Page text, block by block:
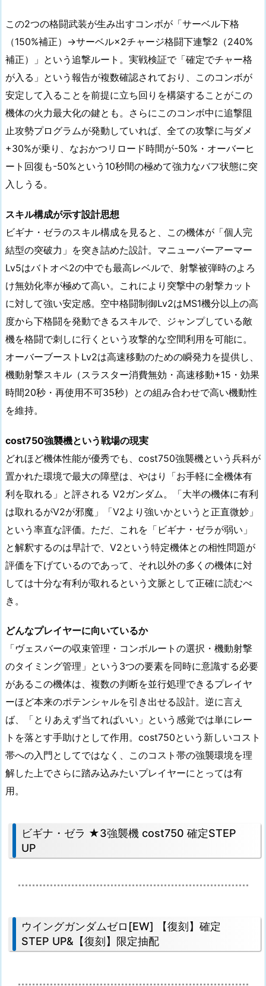
この2つの格闘武装が生み出すコンボが「サーベル下格
（150%補正）→サーベル×2チャージ格闘下連撃2（240%
補正）」という追撃ルート。実戦検証で「確定でチャー格
が入る」という報告が複数確認されており、このコンボが
安定して入ることを前提に立ち回りを構築することがこの
機体の火力最大化の鍵とも。さらにこのコンボ中に追撃阻
止攻勢プログラムが発動していれば、全ての攻撃に与ダメ
+30%が乗り、なおかつリロード時間が-50%・オーバーヒ
ート回復も-50%という10秒間の極めて強力なバフ状態に突
入しうる。
スキル構成が示す設計思想
ビギナ・ゼラのスキル構成を見ると、この機体が「個人完
結型の突破力」を突き詰めた設計。マニューバーアーマー
Lv5はバトオペ2の中でも最高レベルで、射撃被弾時のよろ
け無効化率が極めて高い。これにより突撃中の射撃カット
に対して強い安定感。空中格闘制御Lv2はMS1機分以上の高
度から下格闘を発動できるスキルで、ジャンプしている敵
機を格闘で刺しに行くという攻撃的な空間利用を可能に。
オーバーブーストLv2は高速移動のための瞬発力を提供し、
機動射撃スキル（スラスター消費無効・高速移動+15・効果
時間20秒・再使用不可35秒）との組み合わせで高い機動性
を維持。
cost750強襲機という戦場の現実
どれほど機体性能が優秀でも、cost750強襲機という兵科が
置かれた環境で最大の障壁は、やはり「お手軽に全機体有
利を取れる」と評される V2ガンダム。「大半の機体に有利
は取れるがV2が邪魔」「V2より強いかというと正直微妙」
という率直な評価。ただ、これを「ビギナ・ゼラが弱い」
と解釈するのは早計で、V2という特定機体との相性問題が
評価を下げているのであって、それ以外の多くの機体に対
しては十分な有利が取れるという文脈として正確に読むべ
き。
どんなプレイヤーに向いているか
「ヴェスバーの収束管理・コンボルートの選択・機動射撃
のタイミング管理」という3つの要素を同時に意識する必要
があるこの機体は、複数の判断を並行処理できるプレイヤ
ーほど本来のポテンシャルを引き出せる設計。逆に言え
ば、「とりあえず当てればいい」という感覚では単にレー
トを落とす手助けとして作用。cost750という新しいコスト
帯への入門としてではなく、このコスト帯の強襲環境を理
解した上でさらに踏み込みたいプレイヤーにとっては有
用。
ビギナ・ゼラ ★3強襲機 cost750 確定STEP
UP
ウイングガンダムゼロ[EW] 【復刻】確定
STEP UP&【復刻】限定抽配